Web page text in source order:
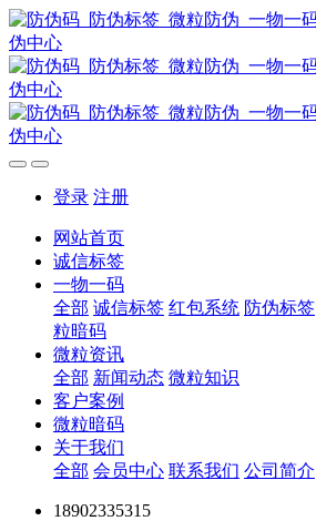
登录 注册
网站首页
诚信标签
一物一码
全部 诚信标签 红包系统 防伪标签
粒暗码
微粒资讯
全部 新闻动态 微粒知识
客户案例
微粒暗码
关于我们
全部 会员中心 联系我们 公司简介
18902335315